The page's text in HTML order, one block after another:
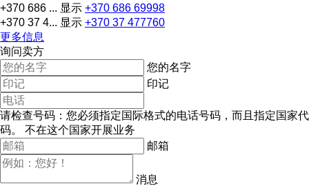
+370 686 ... 显示 +370 686 69998
+370 37 4... 显示 +370 37 477760
更多信息
询问卖方
您的名字
印记
请检查号码：您必须指定国际格式的电话号码，而且指定国家代
码。
不在这个国家开展业务
邮箱
消息